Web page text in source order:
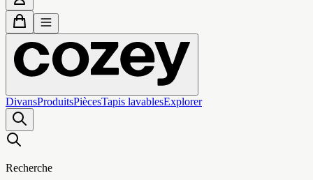
DivansProduitsPiècesTapis lavablesExplorer
Recherche